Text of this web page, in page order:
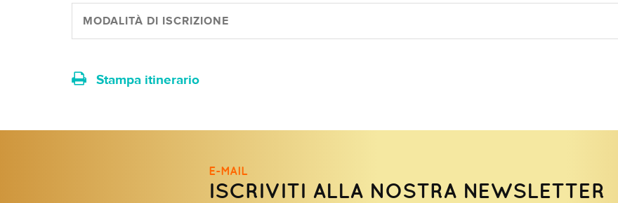
MODALITÀ DI ISCRIZIONE
Stampa itinerario
E-MAIL
ISCRIVITI ALLA NOSTRA NEWSLETTER